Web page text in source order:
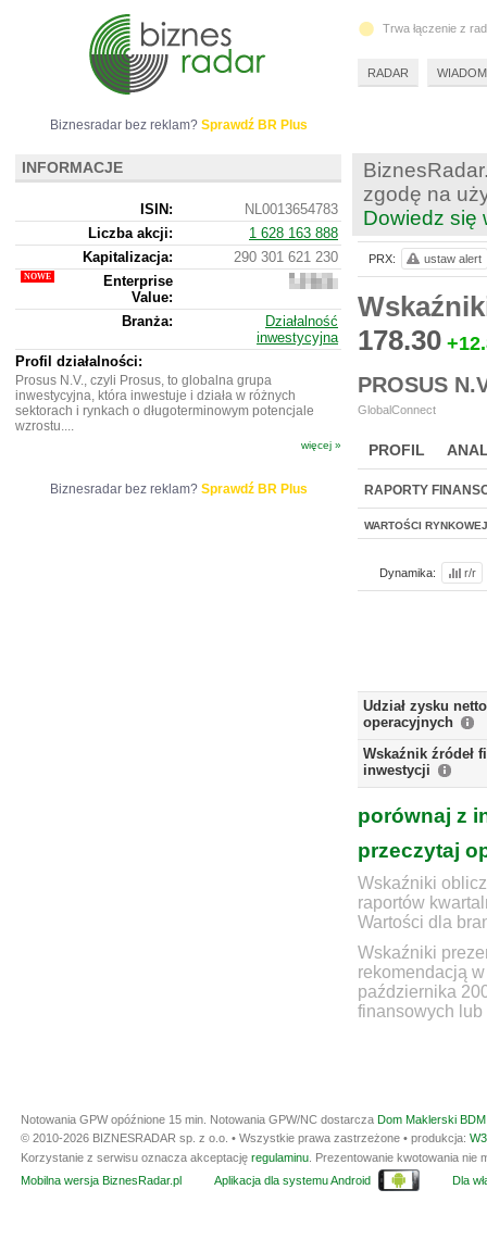
zgodę na
Dowiedz się
178.30
PROSUS
GlobalConnect
PROFIL
BR LAB
RAPORTY
WARTOŚCI RYNKOWEJ
Dynamika: r/r
Udział zysku
operacyjnych
Wskaźnik źródeł
inwestycji
porównaj z
przeczytaj
Wskaźniki
raportów
Wartości dla
Wskaźniki
rekomendacją
października
finansowych lub
PRX: ustaw alert
Biznesradar bez reklam? Sprawdź BR Plus
INFORMACJE
ISIN:
NL0013654783
Liczba akcji:
1 628 163 888
Kapitalizacja:
290 301 621 230
Enterprise
Value:
331
192
430
Branża:
Działalność
inwestycyjna
Profil działalności:
Prosus N.V., czyli Prosus, to globalna grupa
inwestycyjna, która inwestuje i działa w różnych
sektorach i rynkach o długoterminowym potencjale
wzrostu....
więcej »
Biznesradar bez reklam? Sprawdź BR Plus
Trwa łączenie z
RADAR
Notowania GPW opóźnione 15 min. Notowania GPW/NC dostarcza Dom Maklerski
© 2010-2026 BIZNESRADAR sp. z o.o. • Wszystkie prawa zastrzeżone • produkcja:
Korzystanie z serwisu oznacza akceptację regulaminu . Prezentowanie kwotowania
Mobilna wersja BiznesRadar.pl
Aplikacja dla systemu Android Dla